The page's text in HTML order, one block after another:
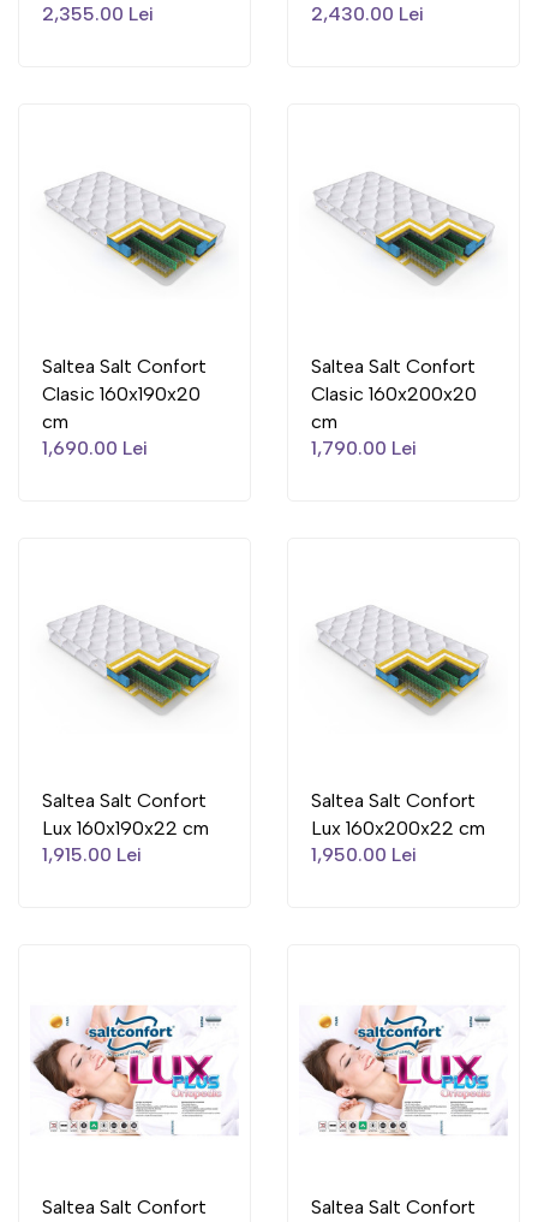
2,355.00 Lei
2,430.00 Lei
Saltea Salt Confort
Clasic 160x190x20
cm
1,690.00 Lei
Saltea Salt Confort
Clasic 160x200x20
cm
1,790.00 Lei
Saltea Salt Confort
Lux 160x190x22 cm
1,915.00 Lei
Saltea Salt Confort
Lux 160x200x22 cm
1,950.00 Lei
Saltea Salt Confort
Saltea Salt Confort